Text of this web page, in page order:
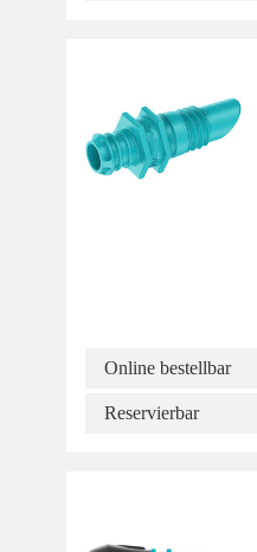
Online bestellbar
Reservierbar